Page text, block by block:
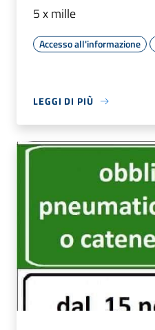
5 x mille
Accesso all'informazione
LEGGI DI PIÙ